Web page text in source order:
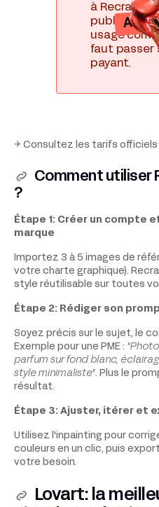
à Recraft et
publiques.
usage
faut passer
payant.
→ Consultez les tarifs officiels
Comment utiliser
?
Étape 1: Créer un compte
marque
Importez 3 à 5 images de
votre charte graphique).
style réutilisable sur toutes
Étape 2: Rédiger son
Soyez précis sur le sujet, le
Exemple pour une PME :
parfum sur fond blanc,
style minimaliste". Plus le
résultat.
Étape 3: Ajuster, itérer et
Utilisez l'inpainting pour
couleurs en un clic, puis
votre besoin.
Lovart: la